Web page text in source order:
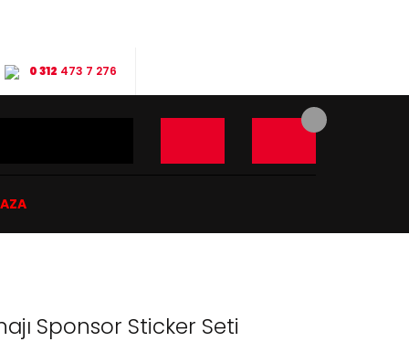
0 312 473 7 276
Sponsor Sticker Seti